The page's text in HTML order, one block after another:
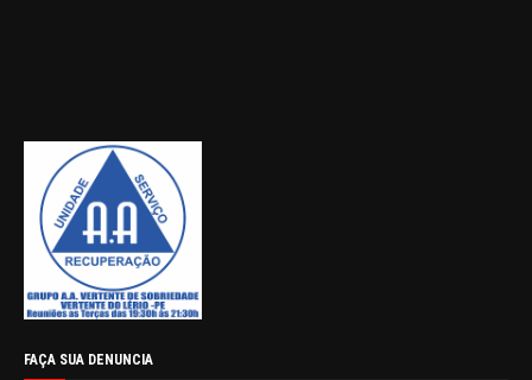
FAÇA SUA DENUNCIA